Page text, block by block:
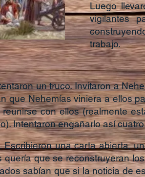
Luego
vigilantes
trabajo.
un truco. Invitaron a
que Nehemías viniera a ellos
con ellos (realmente
Intentaron engañarlo así
Escribieron una carta abierta,
quería que se reconstruyeran
sabían que si la noticia de